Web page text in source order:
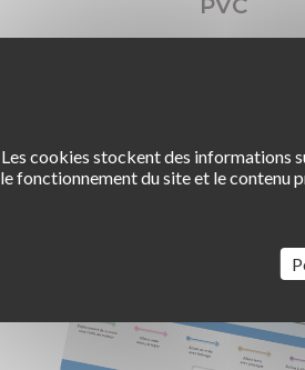
PVC
Les cookies stockent des informations
le fonctionnement du site et le contenu